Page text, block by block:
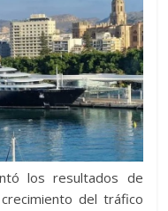
los resultados de
del tráfico